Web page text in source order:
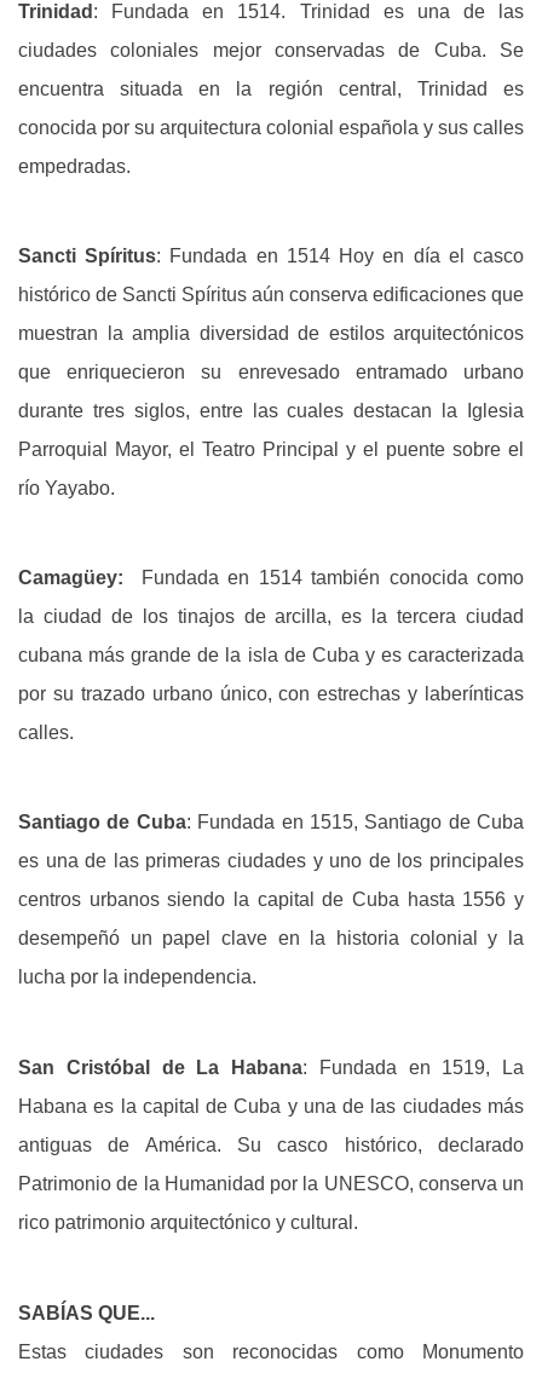
Trinidad : Fundada en 1514. Trinidad es una de las
ciudades coloniales mejor conservadas de Cuba. Se
encuentra situada en la región central, Trinidad es
conocida por su arquitectura colonial española y sus calles
empedradas.
Sancti Spíritus: Fundada en 1514 Hoy en día el casco
histórico de Sancti Spíritus aún conserva edificaciones que
muestran la amplia diversidad de estilos arquitectónicos
que enriquecieron su enrevesado entramado urbano
durante tres siglos, entre las cuales destacan la Iglesia
Parroquial Mayor, el Teatro Principal y el puente sobre el
río Yayabo.
Camagüey:
Fundada en 1514 también conocida como
la ciudad de los tinajos de arcilla, es la tercera ciudad
cubana más grande de la isla de Cuba y es caracterizada
por su trazado urbano único, con estrechas y laberínticas
calles.
Santiago de Cuba: Fundada en 1515, Santiago de Cuba
es una de las primeras ciudades y uno de los principales
centros urbanos siendo la capital de Cuba hasta 1556 y
desempeñó un papel clave en la historia colonial y la
lucha por la independencia.
San Cristóbal de La Habana: Fundada en 1519, La
Habana es la capital de Cuba y una de las ciudades más
antiguas de América. Su casco histórico, declarado
Patrimonio de la Humanidad por la UNESCO, conserva un
rico patrimonio arquitectónico y cultural.
SABÍAS QUE...
Estas ciudades son reconocidas como Monumento